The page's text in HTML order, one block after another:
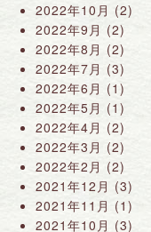
2022年10月 (2)
2022年9月 (2)
2022年8月 (2)
2022年7月 (3)
2022年6月 (1)
2022年5月 (1)
2022年4月 (2)
2022年3月 (2)
2022年2月 (2)
2021年12月 (3)
2021年11月 (1)
2021年10月 (3)